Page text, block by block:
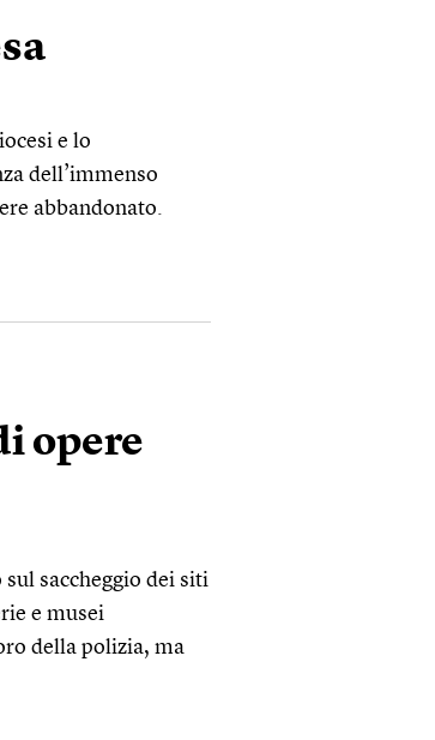
e lo
dell’immenso
abbandonato.
opere
saccheggio dei siti
e musei
della polizia, ma